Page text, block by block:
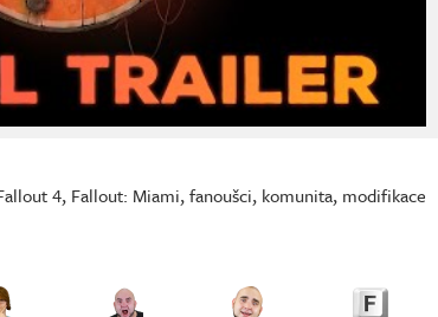
4, Fallout: Miami,fanoušci, komunita, modifikace